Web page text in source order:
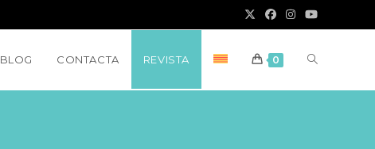
BLOG CONTACTA REVISTA 0 ALTERNAR